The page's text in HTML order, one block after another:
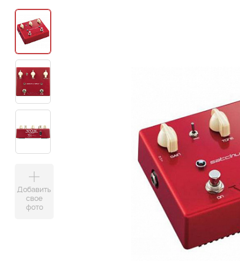
Добавить
свое
фото